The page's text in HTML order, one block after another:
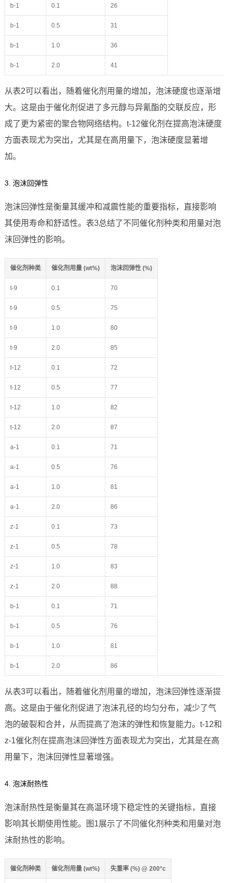
b-1 0.1 26
b-1 0.5 31
b-1 1.0 36
b-1 2.0 41
从表2可以看出，随着催化剂用量的增加，泡沫硬度也逐渐增
大。这是由于催化剂促进了多元醇与异氰酯的交联反应，形
成了更为紧密的聚合物网络结构。t-12催化剂在提高泡沫硬度
方面表现尤为突出，尤其是在高用量下，泡沫硬度显著增
加。
3. 泡沫回弹性
泡沫回弹性是衡量其缓冲和减震性能的重要指标，直接影响
其使用寿命和舒适性。表3总结了不同催化剂种类和用量对泡
沫回弹性的影响。
催化剂种类 催化剂用量 (wt%) 泡沫回弹性 (%)
t-9 0.1 70
t-9 0.5 75
t-9 1.0 80
t-9 2.0 85
t-12 0.1 72
t-12 0.5 77
t-12 1.0 82
t-12 2.0 87
a-1 0.1 71
a-1 0.5 76
a-1 1.0 81
a-1 2.0 86
z-1 0.1 73
z-1 0.5 78
z-1 1.0 83
z-1 2.0 88
b-1 0.1 71
b-1 0.5 76
b-1 1.0 81
b-1 2.0 86
从表3可以看出，随着催化剂用量的增加，泡沫回弹性逐渐提
高。这是由于催化剂促进了泡沫孔径的均匀分布，减少了气
泡的破裂和合并，从而提高了泡沫的弹性和恢复能力。t-12和
z-1催化剂在提高泡沫回弹性方面表现尤为突出，尤其是在高
用量下，泡沫回弹性显著增强。
4. 泡沫耐热性
泡沫耐热性是衡量其在高温环境下稳定性的关键指标，直接
影响其长期使用性能。图1展示了不同催化剂种类和用量对泡
沫耐热性的影响。
催化剂种类 催化剂用量 (wt%) 失重率 (%) @ 200°c